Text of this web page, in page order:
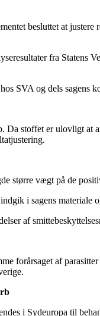
besluttet at
fra
SVA og dels sagens
stoffet er ulovligt at
større vægt på de
i sagens materiale
af
forårsaget af
i Sydeuropa til